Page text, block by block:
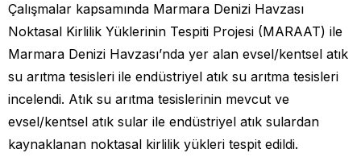
Çalışmalar kapsamında Marmara Denizi Havzası
Noktasal Kirlilik Yüklerinin Tespiti Projesi (MARAAT) ile
Marmara Denizi Havzası’nda yer alan evsel/kentsel atık
su arıtma tesisleri ile endüstriyel atık su arıtma tesisleri
incelendi. Atık su arıtma tesislerinin mevcut ve
evsel/kentsel atık sular ile endüstriyel atık sulardan
kaynaklanan noktasal kirlilik yükleri tespit edildi.